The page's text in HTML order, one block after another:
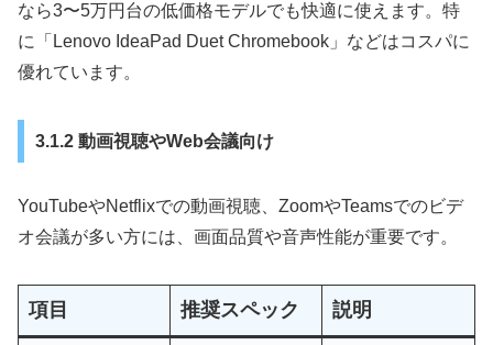
なら3〜5万円台の低価格モデルでも快適に使えます。特
に「Lenovo IdeaPad Duet Chromebook」などはコスパに
優れています。
3.1.2 動画視聴やWeb会議向け
YouTubeやNetflixでの動画視聴、ZoomやTeamsでのビデ
オ会議が多い方には、画面品質や音声性能が重要です。
項目 推奨スペック 説明